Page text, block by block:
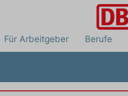
Für Arbeitgeber Berufe